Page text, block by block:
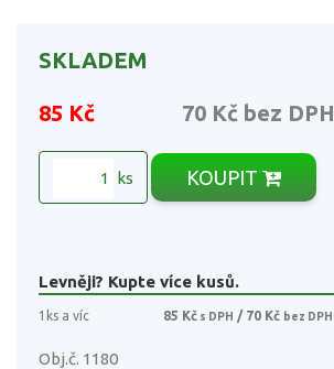
SKLADEM
85 Kč 70 Kč bez DPH
ks KOUPIT
Levněji? Kupte více kusů.
1ks a víc 85 Kč s DPH / 70 Kč bez DPH
Obj.č. 1180